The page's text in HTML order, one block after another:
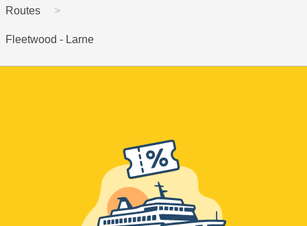
Routes
Fleetwood - Larne